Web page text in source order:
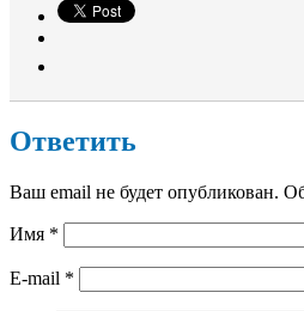
Ответить
Ваш email не будет опубликован.
Имя *
E-mail *